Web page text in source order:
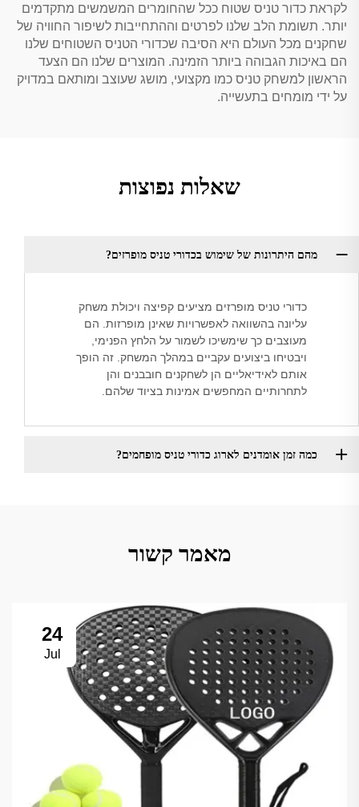
לקראת כדור טניס שטוח ככל שהחומרים המשמשים מתקדמים
יותר. תשומת הלב שלנו לפרטים וההתחייבות לשיפור החוויה של
שחקנים מכל העולם היא הסיבה שכדורי הטניס השטוחים שלנו
הם באיכות הגבוהה ביותר הזמינה. המוצרים שלנו הם הצעד
הראשון למשחק טניס כמו מקצועי, מושג שעוצב ומותאם במדויק
על ידי מומחים בתעשייה.
שאלות נפוצות
מהם היתרונות של שימוש בכדורי טניס מופרזים?
כדורי טניס מופרזים מציעים קפיצה ויכולת משחק
עליונה בהשוואה לאפשרויות שאינן מופרזות. הם
מעוצבים כך שימשיכו לשמור על הלחץ הפנימי,
ויבטיחו ביצועים עקביים במהלך המשחק. זה הופך
אותם לאידיאליים הן לשחקנים חובבנים והן
לתחרותיים המחפשים אמינות בציוד שלהם.
כמה זמן אומדנים לארוג כדורי טניס מופחמים?
מאמר קשור
24
Jul